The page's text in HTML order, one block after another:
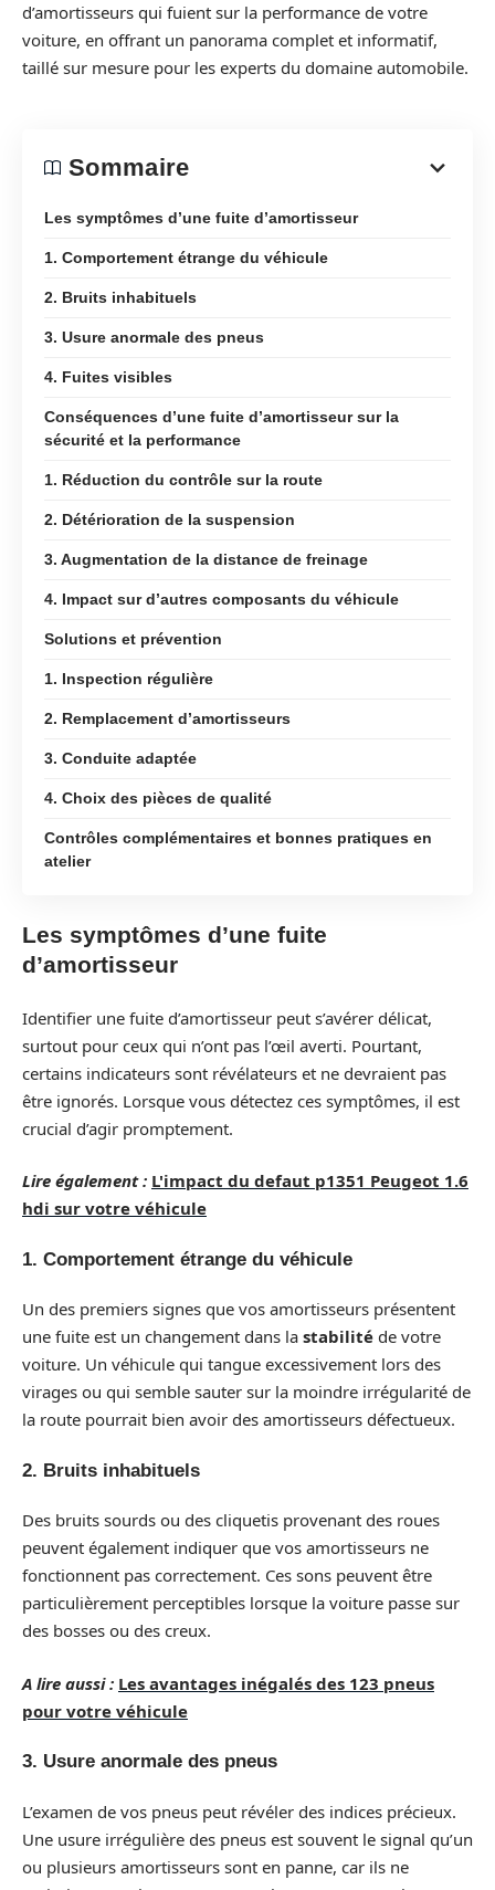
d’amortisseurs qui fuient sur la performance de votre
voiture, en offrant un panorama complet et informatif,
taillé sur mesure pour les experts du domaine automobile.
Sommaire
Les symptômes d’une fuite d’amortisseur
1. Comportement étrange du véhicule
2. Bruits inhabituels
3. Usure anormale des pneus
4. Fuites visibles
Conséquences d’une fuite d’amortisseur sur la
sécurité et la performance
1. Réduction du contrôle sur la route
2. Détérioration de la suspension
3. Augmentation de la distance de freinage
4. Impact sur d’autres composants du véhicule
Solutions et prévention
1. Inspection régulière
2. Remplacement d’amortisseurs
3. Conduite adaptée
4. Choix des pièces de qualité
Contrôles complémentaires et bonnes pratiques en
atelier
Les symptômes d’une fuite
d’amortisseur
Identifier une fuite d’amortisseur peut s’avérer délicat,
surtout pour ceux qui n’ont pas l’œil averti. Pourtant,
certains indicateurs sont révélateurs et ne devraient pas
être ignorés. Lorsque vous détectez ces symptômes, il est
crucial d’agir promptement.
Lire également : L'impact du defaut p1351 Peugeot 1.6
hdi sur votre véhicule
1. Comportement étrange du véhicule
Un des premiers signes que vos amortisseurs présentent
une fuite est un changement dans la stabilité de votre
voiture. Un véhicule qui tangue excessivement lors des
virages ou qui semble sauter sur la moindre irrégularité de
la route pourrait bien avoir des amortisseurs défectueux.
2. Bruits inhabituels
Des bruits sourds ou des cliquetis provenant des roues
peuvent également indiquer que vos amortisseurs ne
fonctionnent pas correctement. Ces sons peuvent être
particulièrement perceptibles lorsque la voiture passe sur
des bosses ou des creux.
A lire aussi : Les avantages inégalés des 123 pneus
pour votre véhicule
3. Usure anormale des pneus
L’examen de vos pneus peut révéler des indices précieux.
Une usure irrégulière des pneus est souvent le signal qu’un
ou plusieurs amortisseurs sont en panne, car ils ne